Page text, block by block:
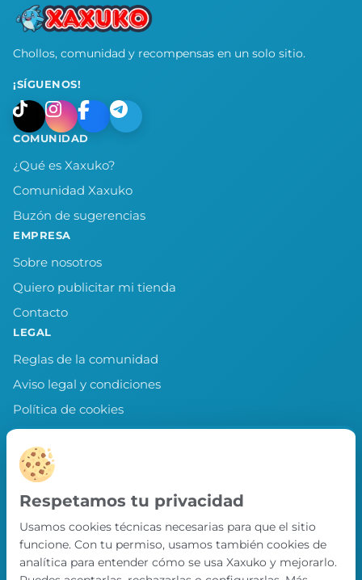
Chollos, comunidad y recompensas en un solo sitio.
¡SÍGUENOS!
COMUNIDAD
¿Qué es Xaxuko?
Comunidad Xaxuko
Buzón de sugerencias
EMPRESA
Sobre nosotros
Quiero publicitar mi tienda
Contacto
LEGAL
Reglas de la comunidad
Aviso legal y condiciones
Política de cookies
Política de privacidad
Preferencias de cookies
LLEVA XAXUKO CONTIGO
Chollos, misiones y recompensas desde
nuestra APP.
PRÓXIMAMENTE EN
App Store
Respetamos tu privacidad
Usamos cookies técnicas necesarias para que el sitio
funcione. Con tu permiso, usamos también cookies de
analítica para entender cómo se usa Xaxuko y mejorarlo.